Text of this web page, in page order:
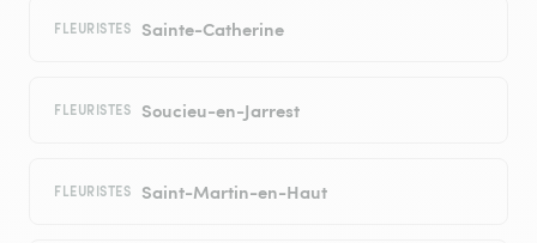
FLEURISTES Sainte-Catherine
FLEURISTES Soucieu-en-Jarrest
FLEURISTES Saint-Martin-en-Haut